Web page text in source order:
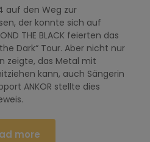
auf den Weg zur
der konnte sich auf
THE BLACK feierten das
Dark“ Tour. Aber nicht nur
zeigte, das Metal mit
kann, auch Sängerin
ANKOR stellte dies
more